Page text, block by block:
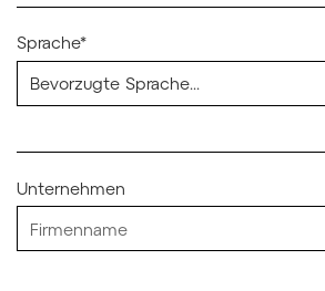
Sprache*
Unternehmen